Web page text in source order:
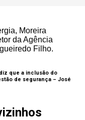
que a inclusão do
de segurança – José